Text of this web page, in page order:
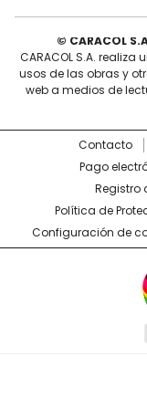
© CARACOL
CARACOL S.A.
usos de las obras y
web a medios de
Contacto
Pago
Registro
Política de
Configuración de